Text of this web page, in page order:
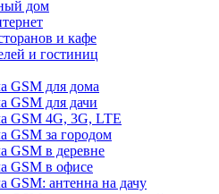
дом
и кафе
и гостиниц
GSM для дома
GSM для дачи
GSM 4G, 3G, LTE
GSM за городом
GSM в деревне
GSM в офисе
GSM: антенна на дачу